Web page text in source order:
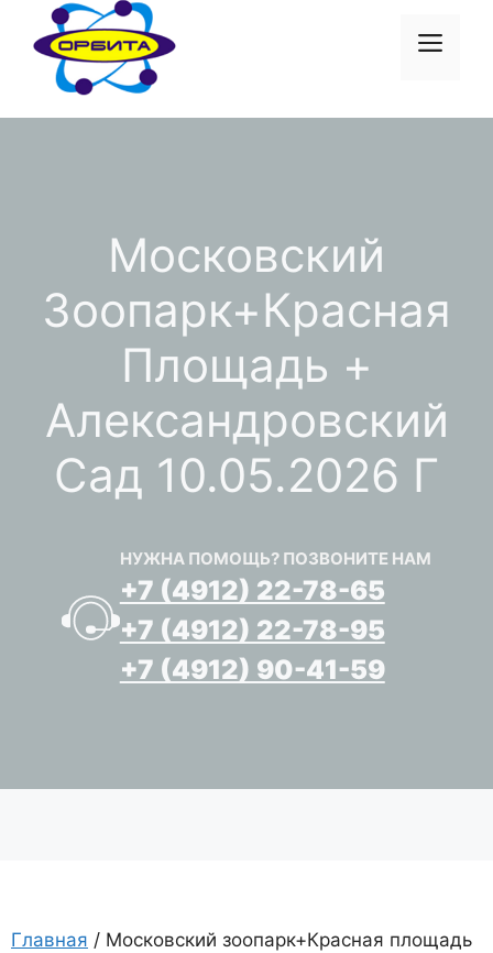
Перейти
содержимому
Меню
Московский
Зоопарк+Красная
Площадь +
Александровский
Сад 10.05.2026 Г
НУЖНА ПОМОЩЬ? ПОЗВОНИТЕ НАМ
+7 (4912) 22-78-65
+7 (4912) 22-78-95
+7 (4912) 90-41-59
Главная / Московский зоопарк+Красная площадь